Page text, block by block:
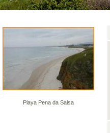
Playa Pena da Salsa